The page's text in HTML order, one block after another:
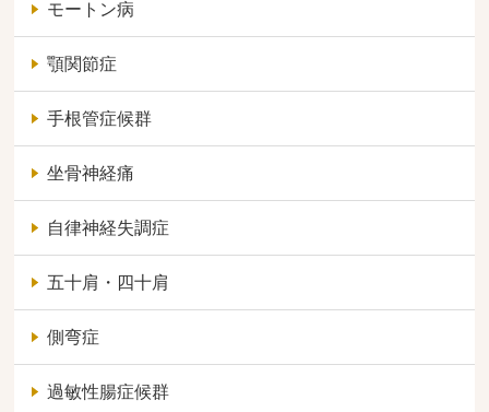
モートン病
顎関節症
手根管症候群
坐骨神経痛
自律神経失調症
五十肩・四十肩
側弯症
過敏性腸症候群